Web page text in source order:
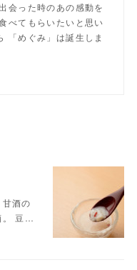
会った時のあの感動を
べてもらいたいと思い
「めぐみ」は誕生しま
酒の
。 豆…